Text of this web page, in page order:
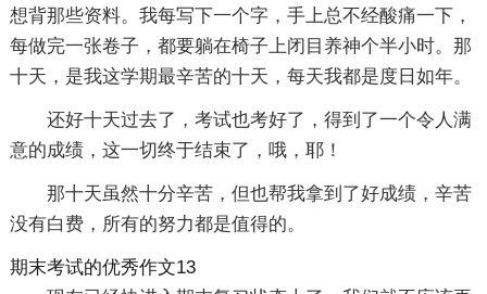
想背那些资料。我每写下一个字，手上总不经酸痛一下，
每做完一张卷子，都要躺在椅子上闭目养神个半小时。那
十天，是我这学期最辛苦的十天，每天我都是度日如年。
还好十天过去了，考试也考好了，得到了一个令人满
意的成绩，这一切终于结束了，哦，耶！
那十天虽然十分辛苦，但也帮我拿到了好成绩，辛苦
没有白费，所有的努力都是值得的。
期末考试的优秀作文13